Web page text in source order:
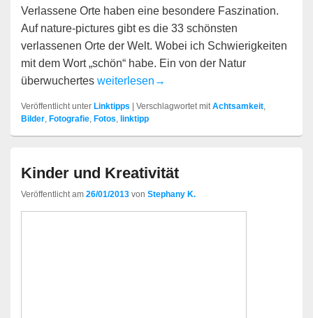
Verlassene Orte haben eine besondere Faszination.
Auf nature-pictures gibt es die 33 schönsten
verlassenen Orte der Welt. Wobei ich Schwierigkeiten
mit dem Wort „schön“ habe. Ein von der Natur
überwuchertes Verlassene Orte
weiterlesen →
Veröffentlicht unter Linktipps Verschlagwortet mit Achtsamkeit,
Bilder, Fotografie, Fotos, linktipp
Kinder und Kreativität
Veröffentlicht am 26/01/2013 von Stephany K.